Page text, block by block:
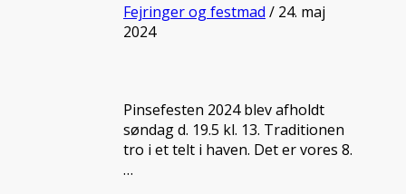
Fejringer og festmad / 24. maj
2024
Pinsefesten 2024 blev afholdt
søndag d. 19.5 kl. 13. Traditionen
tro i et telt i haven. Det er vores 8.
…